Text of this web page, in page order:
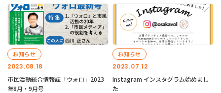
2023.08.18
お知らせ
市民活動総合情報誌「ウォロ」2023
年8月・9月号
2023.07.12
お知らせ
Instagram インスタグラム始めまし
た